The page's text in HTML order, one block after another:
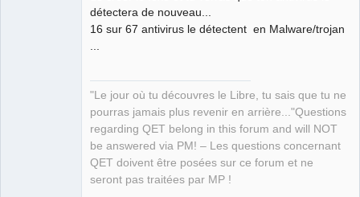
détectera de nouveau...
16 sur 67 antivirus le détectent en Malware/trojan
"Le jour où tu découvres le Libre, tu sais que tu ne
pourras jamais plus revenir en arrière..."Questions
regarding QET belong in this forum and will NOT
be answered via PM! – Les questions concernant
QET doivent être posées sur ce forum et ne
seront pas traitées par MP !